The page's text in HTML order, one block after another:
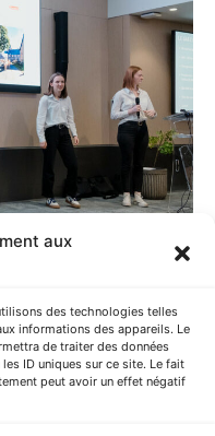
aux
des technologies telles
informations des appareils. Le
de traiter des données
ID uniques sur ce site. Le fait
peut avoir un effet négatif
Article suivant